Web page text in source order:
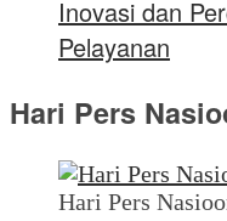
Inovasi dan
Pelayanan
Hari Pers
Hari Pers